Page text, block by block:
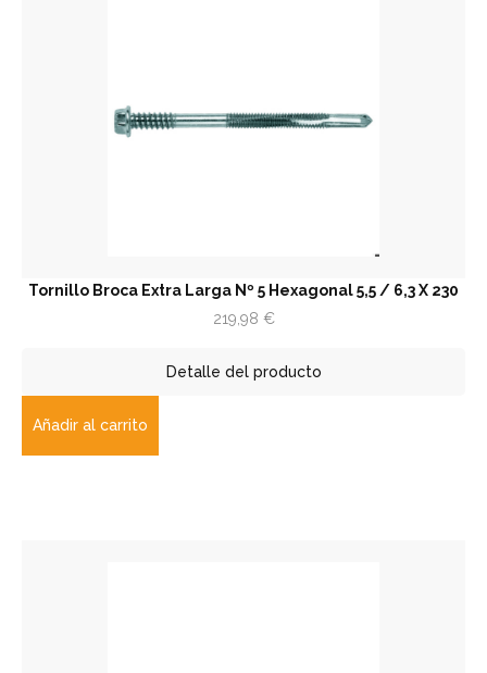
Tornillo Broca Extra Larga Nº 5 Hexagonal 5,5 / 6,3 X 230
219,98 €
Detalle del producto
Añadir al carrito